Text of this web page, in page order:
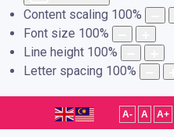
Content scaling 100%
Font size 100%
Line height 100%
Letter spacing 100%
A- A A+